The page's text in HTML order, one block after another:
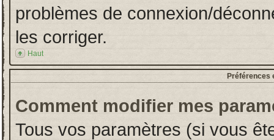
problèmes de connexion/
les corriger.
Haut
Préférences
Comment modifier mes
Tous vos paramètres (si vous